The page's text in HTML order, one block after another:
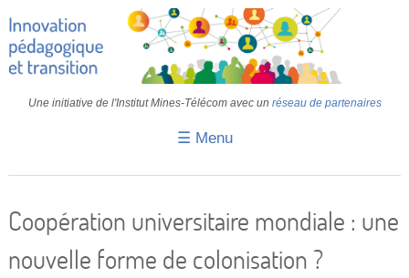
Une initiative de l'Institut Mines-Télécom avec un réseau de partenaires
☰ Menu
Coopération universitaire mondiale : une
nouvelle forme de colonisation ?